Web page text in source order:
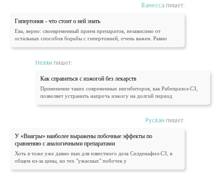
Ванесса пишет:
Гипертония - что стоит о ней знать
Ева, верно: своевременный прием препаратов, независимо от
остальных способов борьбы с гипертонией, очень важен. Равно
Нелли пишет:
Как справиться с изжогой без лекарств
Применение таких современных ингибиторов, как Рабепразол-СЗ,
позволяет устранить напрочь изжогу на долгий период
Руслан пишет:
У «Виагры» наиболее выражены побочные эффекты по
сравнению с аналогичными препаратами
Хоть я тоже уже давно пью для известного дела Силденафил-СЗ, в
общем из-за цены, но тех "ужасных" побочек у